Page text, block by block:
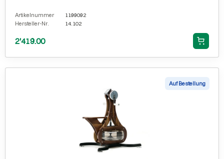
Artikelnummer
1199092
Hersteller-Nr.
14.102
2'419.00
Auf Bestellung